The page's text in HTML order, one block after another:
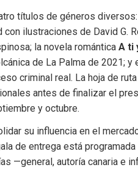
títulos de géneros
con ilustraciones de David G.
la novela romántica A ti
criminal real. La hoja de
antes de finalizar el
y octubre.
su influencia en el
de entrega está programada
—general, autoría canaria e